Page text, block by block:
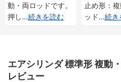
動・両ロッドです。
押し...続きを読む
止め形：
ッド...続き
エアシリンダ 標準形 複動
レビュー